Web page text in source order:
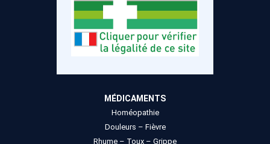
MÉDICAMENTS
Homéopathie
Douleurs – Fièvre
Rhume – Toux – Grippe